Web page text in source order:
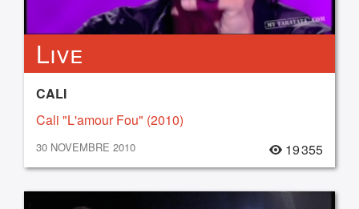
Live
CALI
Cali "L'amour Fou" (2010)
30 NOVEMBRE 2010 19 355